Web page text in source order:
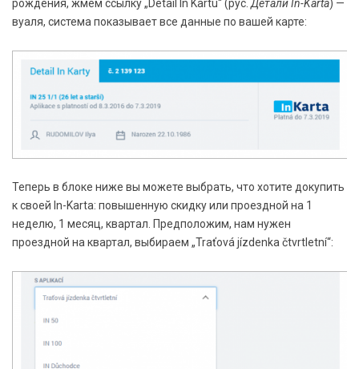
рождения, жмем ссылку „Detail In Kartu“ (рус. Детали In-Karta) —
вуаля, система показывает все данные по вашей карте:
Теперь в блоке ниже вы можете выбрать, что хотите докупить
к своей In-Karta: повышенную скидку или проездной на 1
неделю, 1 месяц, квартал. Предположим, нам нужен
проездной на квартал, выбираем „Traťová jízdenka čtvrtletní“: